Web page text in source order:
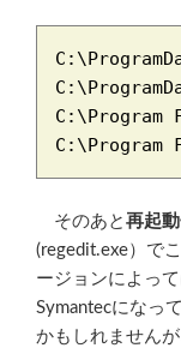
そのあと 再起
(regedit.exe）で
ージョンによっ
Symantecになっ
かもしれません